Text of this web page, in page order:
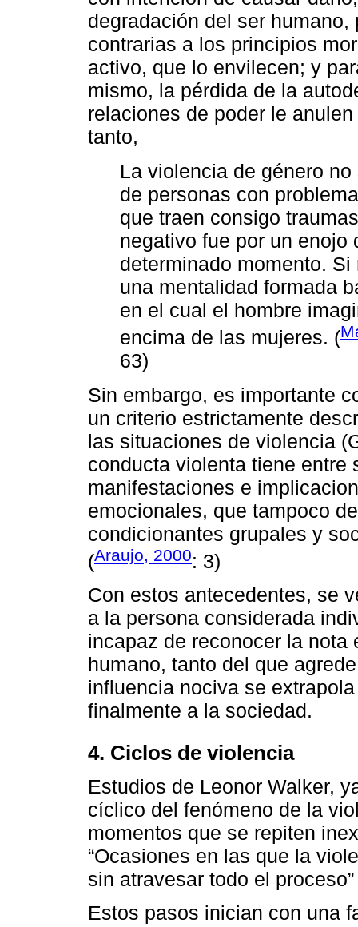
degradación del ser
contrarias a los principios
activo, que lo envilecen; y
mismo, la pérdida de la
relaciones de poder le
tanto,
La violencia de género
de personas con
que traen consigo
negativo fue por un enojo
determinado momento.
una mentalidad formada
en el cual el hombre
encima de las mujeres. (
63)
Sin embargo, es importante
un criterio estrictamente
las situaciones de violencia
conducta violenta tiene entre
manifestaciones e
emocionales, que tampoco
condicionantes grupales y
(Araujo, 2000: 3)
Con estos antecedentes, se
a la persona considerada
incapaz de reconocer la
humano, tanto del que
influencia nociva se
finalmente a la sociedad.
4. Ciclos de violencia
Estudios de Leonor Walker,
cíclico del fenómeno de la
momentos que se repiten
“Ocasiones en las que la
sin atravesar todo el
Estos pasos inician con una